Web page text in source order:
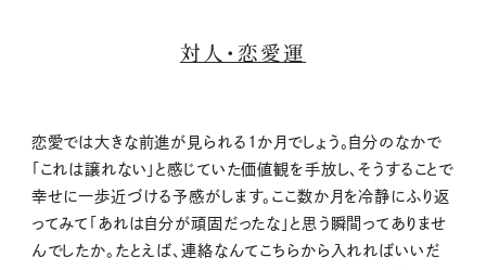
対人・恋愛運
恋愛では大きな前進が見られる1か月でしょう。自分のなかで
「これは譲れない」と感じていた価値観を手放し、そうすることで
幸せに一歩近づける予感がします。ここ数か月を冷静にふり返
ってみて「あれは自分が頑固だったな」と思う瞬間ってありませ
んでしたか。たとえば、連絡なんてこちらから入れればいいだ